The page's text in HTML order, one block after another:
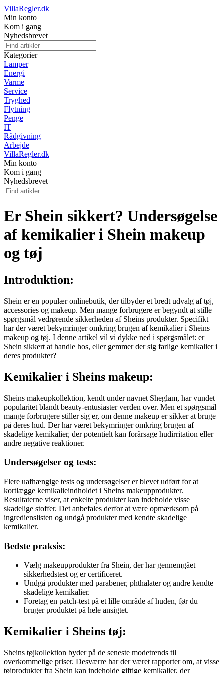
VillaRegler.dk
Min konto
Kom i gang
Nyhedsbrevet
Kategorier
Lamper
Energi
Varme
Service
Tryghed
Flytning
Penge
IT
Rådgivning
Arbejde
VillaRegler.dk
Min konto
Kom i gang
Nyhedsbrevet
Er Shein sikkert? Undersøgelse
af kemikalier i Shein makeup
og tøj
Introduktion:
Shein er en populær onlinebutik, der tilbyder et bredt udvalg af tøj,
accessories og makeup. Men mange forbrugere er begyndt at stille
spørgsmål vedrørende sikkerheden af Sheins produkter. Specifikt
har der været bekymringer omkring brugen af kemikalier i Sheins
makeup og tøj. I denne artikel vil vi dykke ned i spørgsmålet: er
Shein sikkert at handle hos, eller gemmer der sig farlige kemikalier i
deres produkter?
Kemikalier i Sheins makeup:
Sheins makeupkollektion, kendt under navnet Sheglam, har vundet
popularitet blandt beauty-entusiaster verden over. Men et spørgsmål
mange forbrugere stiller sig er, om denne makeup er sikker at bruge
på deres hud. Der har været bekymringer omkring brugen af
skadelige kemikalier, der potentielt kan forårsage hudirritation eller
andre negative reaktioner.
Undersøgelser og tests:
Flere uafhængige tests og undersøgelser er blevet udført for at
kortlægge kemikalieindholdet i Sheins makeupprodukter.
Resultaterne viser, at enkelte produkter kan indeholde visse
skadelige stoffer. Det anbefales derfor at være opmærksom på
ingredienslisten og undgå produkter med kendte skadelige
kemikalier.
Bedste praksis:
Vælg makeupprodukter fra Shein, der har gennemgået
sikkerhedstest og er certificeret.
Undgå produkter med parabener, phthalater og andre kendte
skadelige kemikalier.
Foretag en patch-test på et lille område af huden, før du
bruger produktet på hele ansigtet.
Kemikalier i Sheins tøj:
Sheins tøjkollektion byder på de seneste modetrends til
overkommelige priser. Desværre har der været rapporter om, at visse
tøjprodukter fra Shein kan indeholde giftige kemikalier, der